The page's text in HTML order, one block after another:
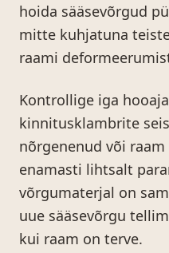
hoida sääsevõrgud
mitte kuhjatuna
raami
Kontrollige iga
kinnitusklambrite
nõrgenenud või
enamasti lihtsalt
võrgumaterjal on
uue sääsevõrgu
kui raam on terve.